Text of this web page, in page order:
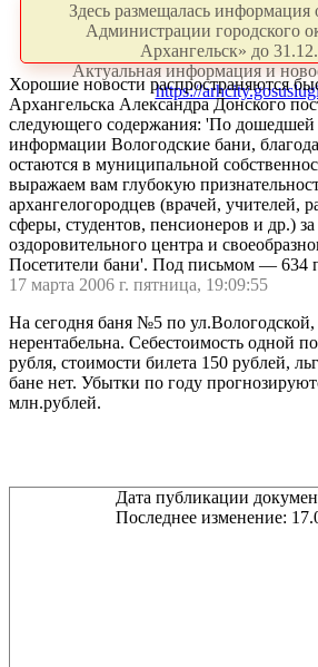
Здесь размещалась информация
Администрации городского
Архангельск» до
Актуальная информация и
https://
Хорошие новости распространяются
Архангельска Александра Донского
следующего содержания: 'По дошедшей
информации Вологодские бани,
остаются в муниципальной
выражаем вам глубокую
архангелогородцев (врачей, учителей,
сферы, студентов, пенсионеров и др.)
оздоровительного центра и
Посетители бани'. Под письмом — 634
17 марта 2006 г. пятница, 19:09:55
На сегодня баня №5 по ул.Вологодской,
нерентабельна. Себестоимость одной
рубля, стоимости билета 150 рублей,
бане нет. Убытки по году
млн.рублей.
Дата публикации
Последнее изменение: